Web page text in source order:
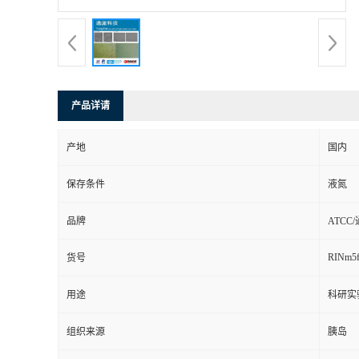
产品详请
产地 国内
保存条件 液氮
品牌 ATCC/
货号 RINm5f
用途 科研实
组织来源 胰岛